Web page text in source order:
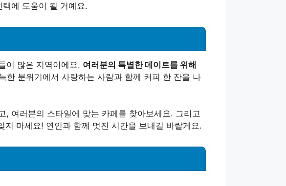
에 도움이 될 거예요.
이 많은 지역이에요. 여러분의 특별한 데이트를 위해
한 분위기에서 사랑하는 사람과 함께 커피 한 잔을 나
, 여러분의 스타일에 맞는 카페를 찾아보세요. 그리고
마세요! 연인과 함께 멋진 시간을 보내길 바랄게요.